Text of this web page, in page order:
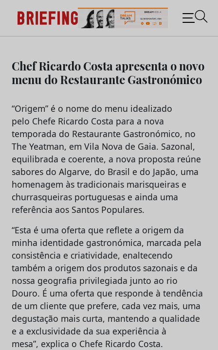
content
Briefing: Todas as notícias sobre os negócios do
Marketing e da Publicidade
Chef Ricardo Costa apresenta o novo
menu do Restaurante Gastronómico
“Origem” é o nome do menu idealizado
pelo Chefe Ricardo Costa para a nova
temporada do Restaurante Gastronómico, no
The Yeatman, em Vila Nova de Gaia. Sazonal,
equilibrada e coerente, a nova proposta reúne
sabores do Algarve, do Brasil e do Japão, uma
homenagem às tradicionais marisqueiras e
churrasqueiras portuguesas e ainda uma
referência aos Santos Populares.
“Esta é uma oferta que reflete a origem da
minha identidade gastronómica, marcada pela
consistência e criatividade, enaltecendo
também a origem dos produtos sazonais e da
nossa geografia privilegiada junto ao rio
Douro. É uma oferta que responde à tendência
de um cliente que prefere, cada vez mais, uma
degustação mais curta, mantendo a qualidade
e a exclusividade da sua experiência à
mesa”, explica o Chefe Ricardo Costa.